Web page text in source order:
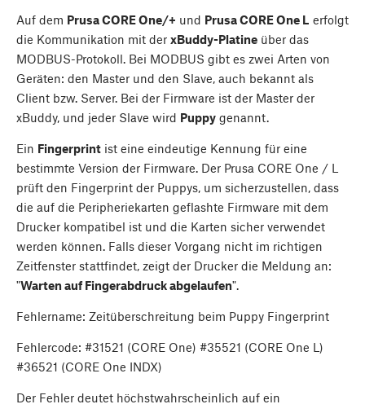
Auf dem Prusa CORE One/+ und Prusa CORE One L erfolgt
die Kommunikation mit der xBuddy-Platine über das
MODBUS-Protokoll. Bei MODBUS gibt es zwei Arten von
Geräten: den Master und den Slave, auch bekannt als
Client bzw. Server. Bei der Firmware ist der Master der
xBuddy, und jeder Slave wird Puppy genannt.
Ein Fingerprint ist eine eindeutige Kennung für eine
bestimmte Version der Firmware. Der Prusa CORE One / L
prüft den Fingerprint der Puppys, um sicherzustellen, dass
die auf die Peripheriekarten geflashte Firmware mit dem
Drucker kompatibel ist und die Karten sicher verwendet
werden können. Falls dieser Vorgang nicht im richtigen
Zeitfenster stattfindet, zeigt der Drucker die Meldung an:
"Warten auf Fingerabdruck abgelaufen".
Fehlername: Zeitüberschreitung beim Puppy Fingerprint
Fehlercode: #31521 (CORE One) #35521 (CORE One L)
#36521 (CORE One INDX)
Der Fehler deutet höchstwahrscheinlich auf ein